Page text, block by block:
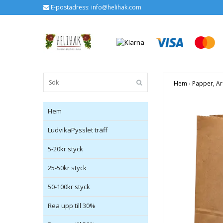
E-postadress: info@helihak.com
Hem
LudvikaPysslet träff
5-20kr styck
25-50kr styck
50-100kr styck
Rea upp till 30%
Hem › Papper,